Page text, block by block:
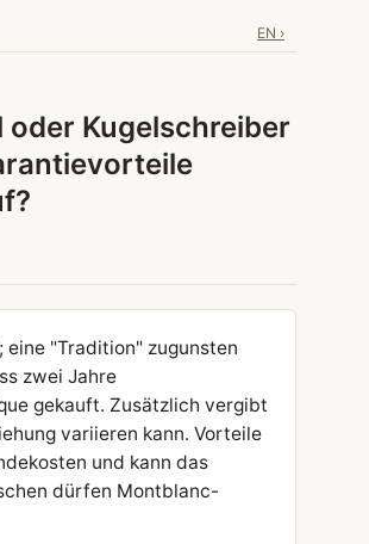
EN ›
Kugelschreiber
"Tradition" zugunsten
zwei Jahre
gekauft. Zusätzlich vergibt
variieren kann. Vorteile
und kann das
dürfen Montblanc-